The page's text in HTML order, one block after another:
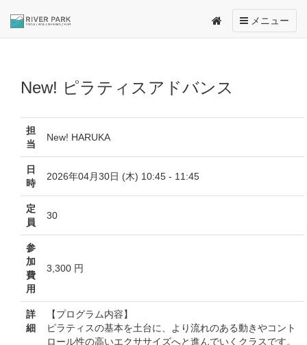
Toggle
navigation
メニュー
New! ピラティスアドバンス
担
当
New! HARUKA
日
時
2026年04月30日 (木) 10:45 - 11:45
定
員
30
参
加
費
用
3,300 円
詳
細
【プログラム内容】
ピラティスの基本を土台に、より流れのある動きやコント
ロール性の高いエクササイズへと進んでいくクラスです。